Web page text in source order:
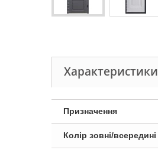
Характеристики
Призначення
Колір зовні/всередині